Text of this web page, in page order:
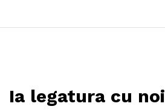
Ia legatura cu noi